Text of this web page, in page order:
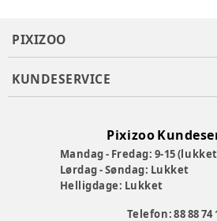
PIXIZOO
KUNDESERVICE
Pixizoo
Mandag - Fredag: 9-15
Lørdag - Søndag: Lukket
Helligdage: Lukket
Telefon: 88 88 74